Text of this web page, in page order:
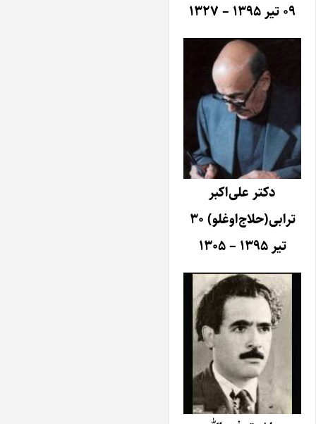
۰۹ تیر ۱۳۹۵ – ۱۳۲۷
دکتر علی‌اکبر
ترابی(حلاج‌اوغلو) ۳۰
تیر ۱۳۹۵ – ۱۳۰۵